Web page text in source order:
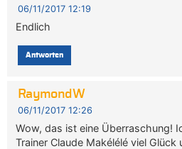
06/11/2017 12:19
Endlich
Antworten
RaymondW
06/11/2017 12:26
Wow, das ist eine Überraschung!
Trainer Claude Makélélé viel Glück